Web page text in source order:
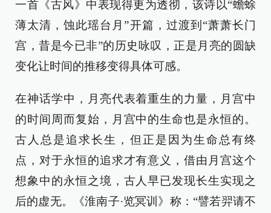
一首《古风》中表现得更为透彻，该诗以“蟾蜍
薄太清，蚀此瑶台月”开篇，过渡到“萧萧长门
宫，昔是今已非”的历史咏叹，正是月亮的圆缺
变化让时间的推移变得具体可感。
在神话学中，月亮代表着重生的力量，月宫中
的时间周而复始，月宫中的生命也是永恒的。
古人总是追求长生，但正是因为生命总有终
点，对于永恒的追求才有意义，借由月宫这个
想象中的永恒之境，古人早已发现长生实现之
后的虚无。《淮南子·览冥训》称：“譬若羿请不